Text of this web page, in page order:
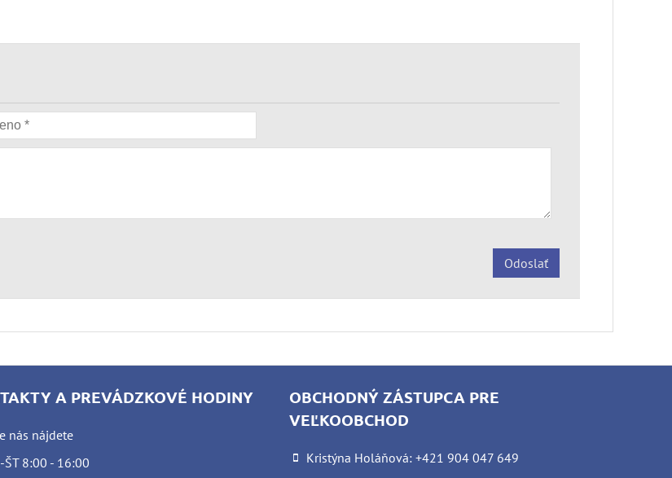
Odoslať
A PREVÁDZKOVÉ HODINY
nás nájdete
ŠT 8:00 - 16:00
OBCHODNÝ ZÁSTUPCA PRE
VEĽKOOBCHOD
Kristýna Holáňová: +421 904 047 649